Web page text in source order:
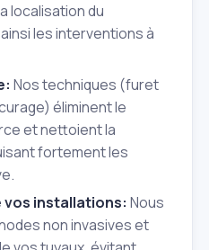
localisation du
les interventions à
Nos techniques (furet
éliminent le
et nettoient la
fortement les
vos installations: Nous
non invasives et